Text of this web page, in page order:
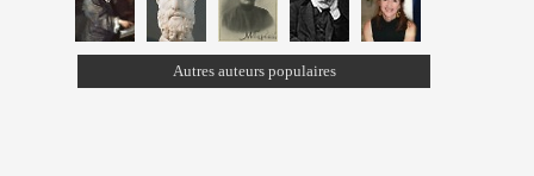
Autres auteurs populaires